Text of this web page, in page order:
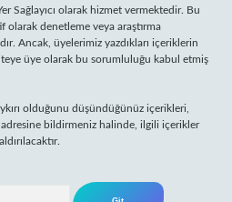
Sağlayıcı olarak hizmet vermektedir. Bu
denetleme veya araştırma
Ancak, üyelerimiz yazdıkları içeriklerin
üye olarak bu sorumluluğu kabul etmiş
olduğunu düşündüğünüz içerikleri,
adresine bildirmeniz halinde, ilgili içerikler